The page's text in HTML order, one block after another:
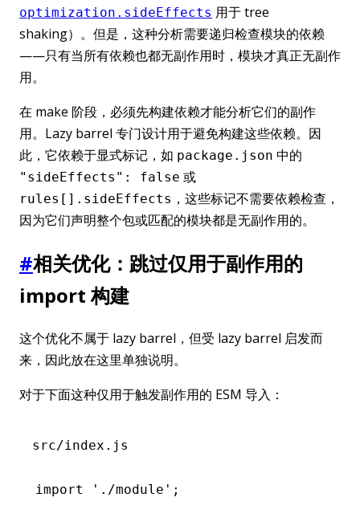
optimization.sideEffects 用于 tree
shaking）。但是，这种分析需要递归检查模块的依赖
——只有当所有依赖也都无副作用时，模块才真正无副作
用。
在 make 阶段，必须先构建依赖才能分析它们的副作
用。Lazy barrel 专门设计用于避免构建这些依赖。因
此，它依赖于显式标记，如 package.json 中的
"sideEffects": false 或
rules[].sideEffects ，这些标记不需要依赖检查，
因为它们声明整个包或匹配的模块都是无副作用的。
#相关优化：跳过仅用于副作用的
import 构建
这个优化不属于 lazy barrel，但受 lazy barrel 启发而
来，因此放在这里单独说明。
对于下面这种仅用于触发副作用的 ESM 导入：
src/index.js
import './module' ;